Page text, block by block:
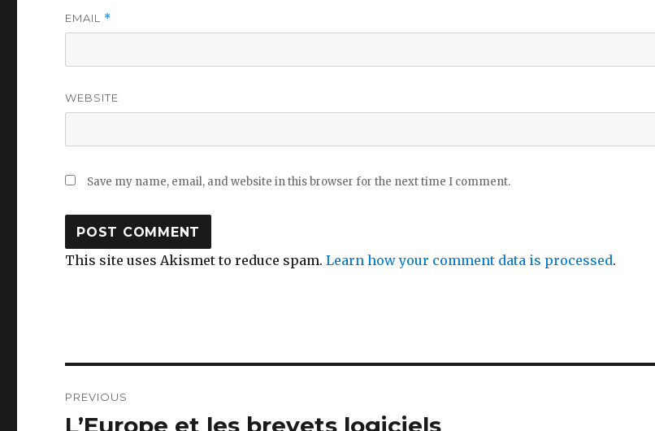
EMAIL *
WEBSITE
Save my name, email, and website in this browser for the next time I comment.
This site uses Akismet to reduce spam.Learn how your comment data is processed.
navigation
PREVIOUS
Previous
L’Europe et les brevets logiciels